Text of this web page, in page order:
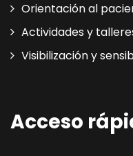
Orientación al
Actividades y
Visibilización y
Acceso